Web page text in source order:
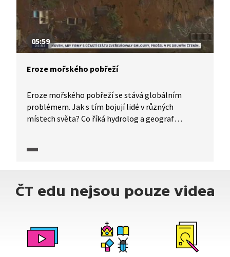
05:59
Eroze mořského pobřeží
Eroze mořského pobřeží se stává globálním
problémem. Jak s tím bojují lidé v různých
místech světa? Co říká hydrolog a geograf
ČT edu nejsou pouze videa